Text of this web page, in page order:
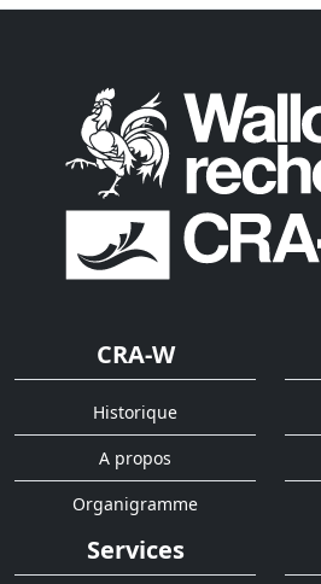
CRA-W
Historique
A propos
Organigramme
Services